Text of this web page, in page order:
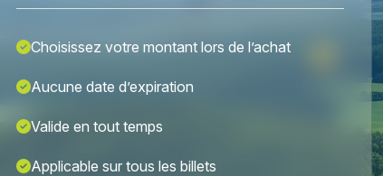
Choisissez votre montant lors de l’achat
Aucune date d’expiration
Valide en tout temps
Applicable sur tous les billets